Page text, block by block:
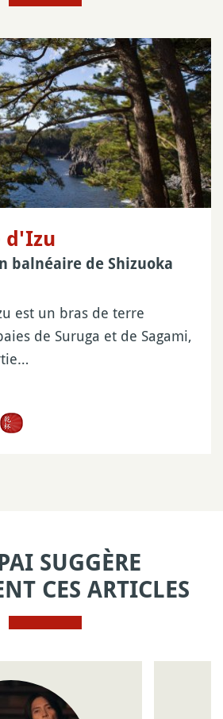
d'Izu
balnéaire de Shizuoka
est un bras de terre
de Suruga et de Sagami,
SUGGÈRE
CES ARTICLES